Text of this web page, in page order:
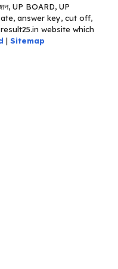
UP BOARD, UP
answer key, cut off,
website which
| Sitemap